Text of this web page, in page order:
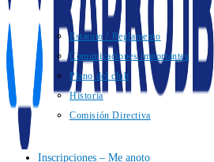
Estatuto / Reglamento
Comunicaciones importantes
Plano del club
Historia
Comisión Directiva
Inscripciones – Me anoto